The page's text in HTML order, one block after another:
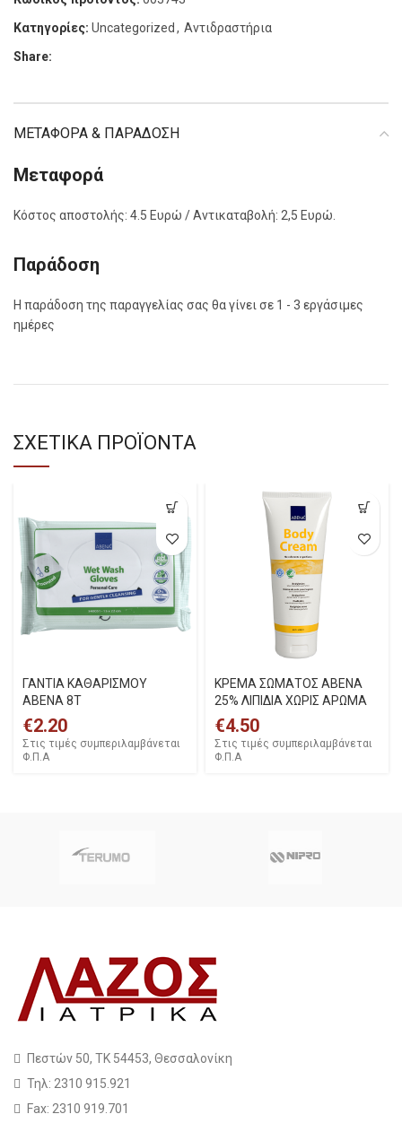
Κατηγορίες: Uncategorized, Αντιδραστήρια
Share:
ΜΕΤΑΦΟΡΑ & ΠΑΡΑΔΟΣΗ
Μεταφορά
Κόστος αποστολής: 4.5 Ευρώ / Αντικαταβολή: 2,5 Ευρώ.
Παράδοση
Η παράδοση της παραγγελίας σας θα γίνει σε 1 - 3 εργάσιμες
ημέρες
ΣΧΕΤΙΚΑ ΠΡΟΪΟΝΤΑ
ΓΑΝΤΙΑ ΚΑΘΑΡΙΣΜΟΥ
ABENA 8T
€2.20
Στις τιμές συμπεριλαμβάνεται
Φ.Π.Α
ΚΡΕΜΑ ΣΩΜΑΤΟΣ ABENA
25% ΛΙΠΙΔΙΑ ΧΩΡΙΣ ΑΡΩΜΑ
€4.50
Στις τιμές συμπεριλαμβάνεται
Φ.Π.Α
Πεστών 50, ΤΚ 54453, Θεσσαλονίκη
Τηλ: 2310 915.921
Fax: 2310 919.701